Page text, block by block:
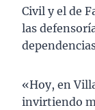
Civil y el de
las
«Hoy, en
invirtiendo